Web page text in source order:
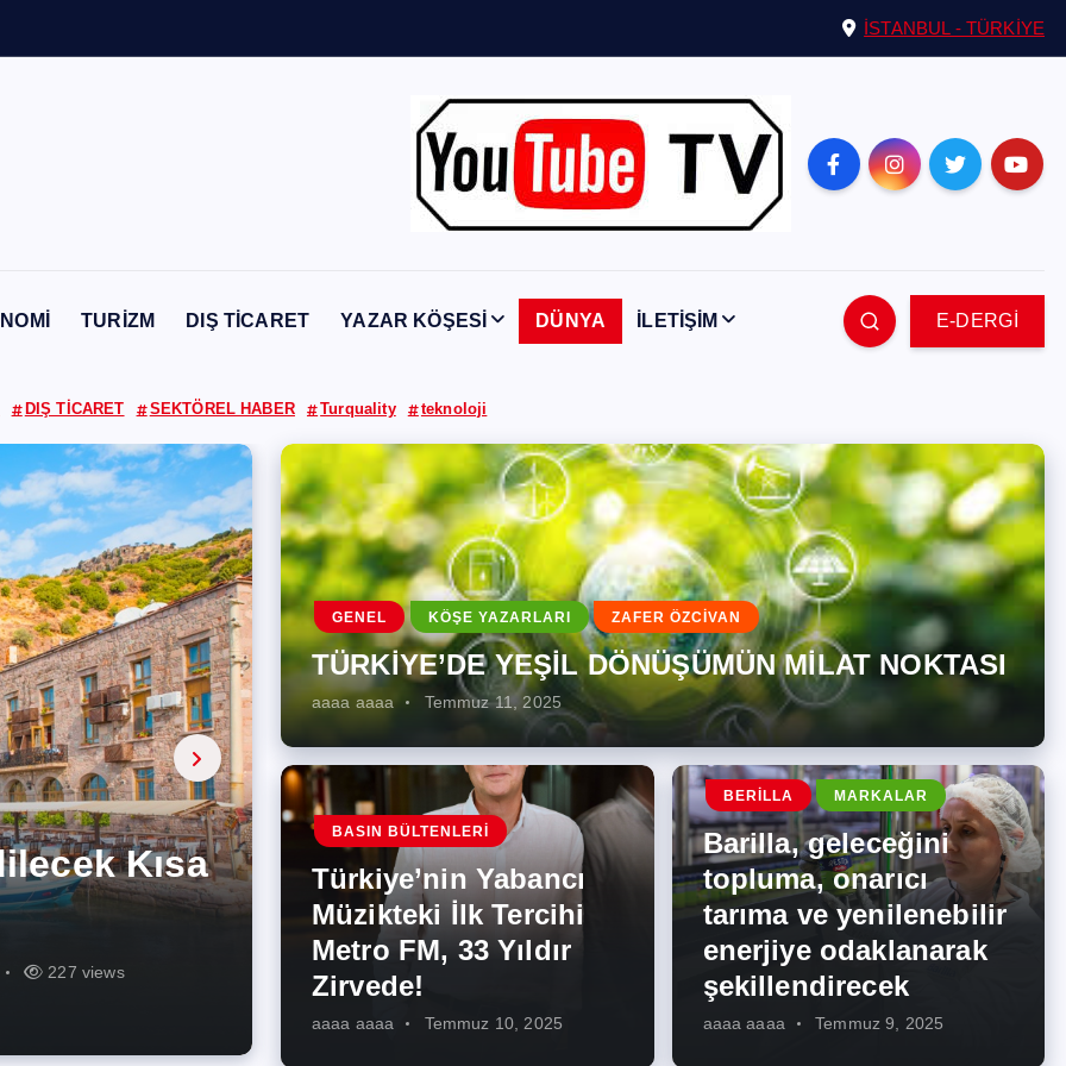
İSTANBUL - TÜRKİYE
TURİZM DIŞ TİCARET YAZAR KÖŞESİ DÜNYA İLETİŞİM E-DERGİ
DIŞ TİCARET SEKTÖREL HABER Turquality teknoloji
344 views
İlk
Zirvede!
273 views
onarıcı
275 views
Enerji
İş
287 views
Kısa
227 views
Artması
262 views
GENEL KÖŞE YAZARLARI ZAFER ÖZCİVAN
TÜRKİYE’DE YEŞİL DÖNÜŞÜMÜN MİLAT NOKTASI
aaaa aaaa Temmuz 11, 2025
BASIN BÜLTENLERI
Türkiye’nin Yabancı
Müzikteki İlk Tercihi
Metro FM, 33 Yıldır
Zirvede!
aaaa aaaa Temmuz 10, 2025
BERILLA MARKALAR
Barilla, geleceğini
topluma, onarıcı
tarıma ve yenilenebilir
enerjiye odaklanarak
şekillendirecek
aaaa aaaa Temmuz 9, 2025